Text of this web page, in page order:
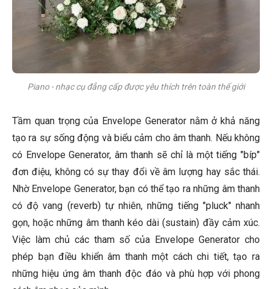
Piano - nhạc cụ đẳng cấp được yêu thích trên toàn thế giới
Tầm quan trọng của Envelope Generator nằm ở khả năng
tạo ra sự sống động và biểu cảm cho âm thanh. Nếu không
có Envelope Generator, âm thanh sẽ chỉ là một tiếng "bíp"
đơn điệu, không có sự thay đổi về âm lượng hay sắc thái.
Nhờ Envelope Generator, bạn có thể tạo ra những âm thanh
có độ vang (reverb) tự nhiên, những tiếng "pluck" nhanh
gọn, hoặc những âm thanh kéo dài (sustain) đầy cảm xúc.
Việc làm chủ các tham số của Envelope Generator cho
phép bạn điều khiển âm thanh một cách chi tiết, tạo ra
những hiệu ứng âm thanh độc đáo và phù hợp với phong